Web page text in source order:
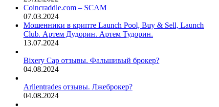
Coincraddle.com – SCAM
07.03.2024
Мошенники в крипте Launch Pool, Buy & Sell, Launch
Club. Артем Дудорин. Артем Тудорин.
13.07.2024
Bixery Cap отзывы. Фальшивый брокер?
04.08.2024
Arllentrades отзывы. Лжеброкер?
04.08.2024